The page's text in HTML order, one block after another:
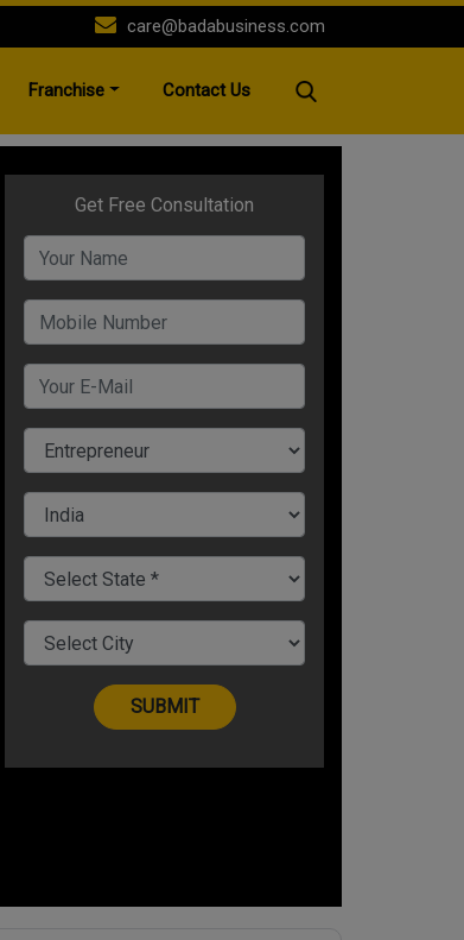
care@badabusiness.com
Franchise Contact Us